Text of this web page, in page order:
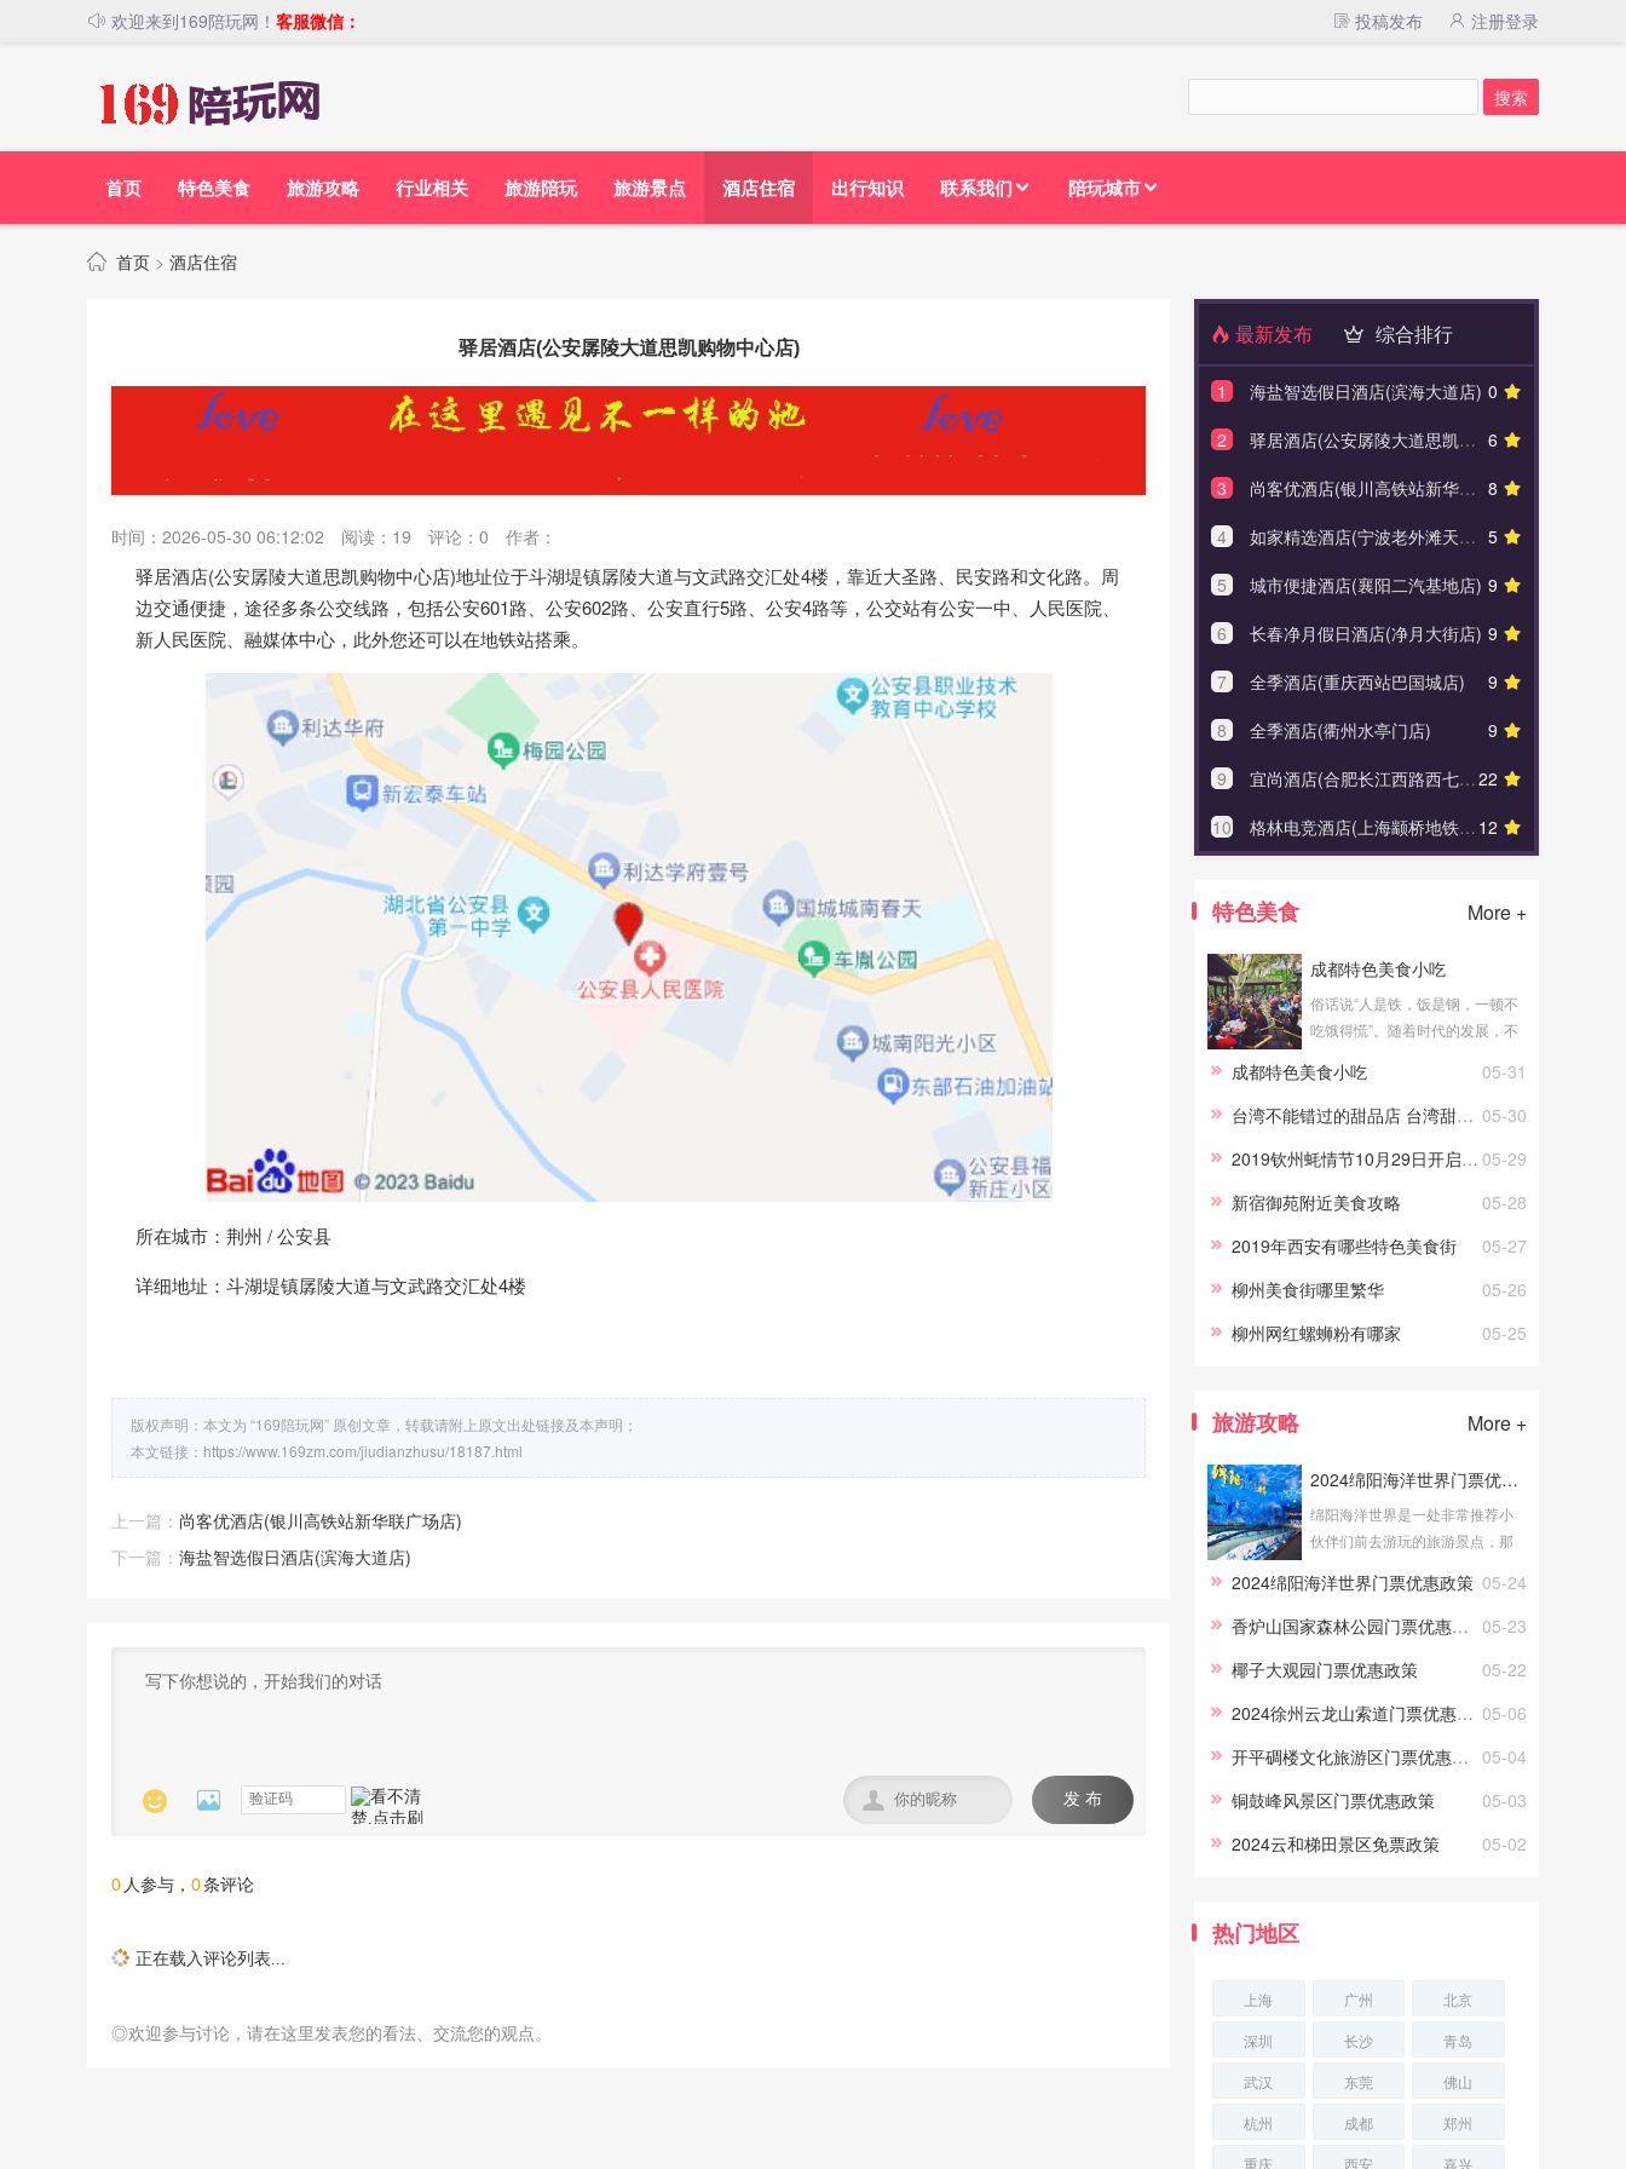
欢迎来到169陪玩网！ 客服微信： 投稿发布 注册登录
首页 特色美食 旅游攻略 行业相关 旅游陪玩 旅游景点 酒店住宿 出行知识 联系我们 陪玩城市
首页 > 酒店住宿
驿居酒店(公安孱陵大道思凯购物中心店)
时间：2026-05-30 06:12:02 阅读： 19 评论： 0 作者：
驿居酒店(公安孱陵大道思凯购物中心店)地址位于斗湖堤镇孱陵大道与文武路交汇处4楼，靠近大圣路、民安路和文化路。周
边交通便捷，途径多条公交线路，包括公安601路、公安602路、公安直行5路、公安4路等，公交站有公安一中、人民医院、
新人民医院、融媒体中心，此外您还可以在地铁站搭乘。
所在城市：荆州 / 公安县
详细地址：斗湖堤镇孱陵大道与文武路交汇处4楼
版权声明：本文为 “169陪玩网” 原创文章，转载请附上原文出处链接及本声明；
本文链接： https://www.169zm.com/jiudianzhusu/18187.html
上一篇： 尚客优酒店(银川高铁站新华联广场店)
下一篇： 海盐智选假日酒店(滨海大道店)
  发 布

0 人参与， 0条评论
正在载入评论列表...
◎欢迎参与讨论，请在这里发表您的看法、交流您的观点。
最新发布 综合排行
0
1
海盐智选假日酒店(滨海大道店)
6
2
驿居酒店(公安孱陵大道思凯购物中心店)
8
3
尚客优酒店(银川高铁站新华联广场店)
5
4
如家精选酒店(宁波老外滩天一广场店)
9
5
城市便捷酒店(襄阳二汽基地店)
9
6
长春净月假日酒店(净月大街店)
9
7
全季酒店(重庆西站巴国城店)
9
8
全季酒店(衢州水亭门店)
22
9
宜尚酒店(合肥长江西路西七里塘地铁站店)
12
10 格林电竞酒店(上海颛桥地铁站万达广场店)
特色美食 More +
成都特色美食小吃
俗话说“人是铁，饭是钢，一顿不
吃饿得慌”。随着时代的发展，不
美食小吃等，成都作为川菜的发
源地，自然少不了很多美食，那
川
05-31
成都特色美食小吃
05-30
台湾不能错过的甜品店 台湾甜品店推荐
05-29
2019钦州蚝情节10月29日开启 附活动时间安排
05-28
新宿御苑附近美食攻略
05-27
2019年西安有哪些特色美食街
05-26
柳州美食街哪里繁华
05-25
柳州网红螺蛳粉有哪家
旅游攻略 More +
2024绵阳海洋世界门票优惠政策
绵阳海洋世界是一处非常推荐小
伙伴们前去游玩的旅游景点，那
惠政策？哪些游客可以免费游玩
呢？接下来就让我们一起来看看
05-24
2024绵阳海洋世界门票优惠政策
05-23
香炉山国家森林公园门票优惠政策
05-22
椰子大观园门票优惠政策
05-06
2024徐州云龙山索道门票优惠政策
05-04
开平碉楼文化旅游区门票优惠政策
05-03
铜鼓峰风景区门票优惠政策
05-02
2024云和梯田景区免票政策
热门地区
上海 广州
北京
深圳
长沙
青岛
武汉
东莞
佛山
杭州
成都
郑州
重庆
西安 嘉兴